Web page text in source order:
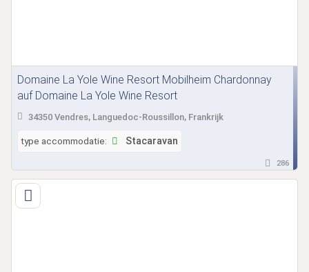
Domaine La Yole Wine Resort Mobilheim Chardonnay
auf Domaine La Yole Wine Resort
34350 Vendres, Languedoc-Roussillon, Frankrijk
type accommodatie: Stacaravan
286